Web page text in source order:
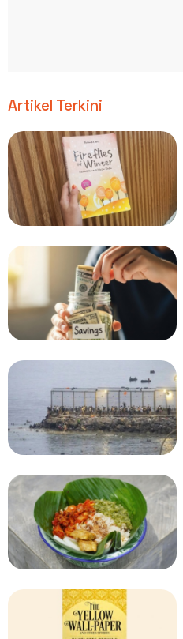
Artikel Terkini